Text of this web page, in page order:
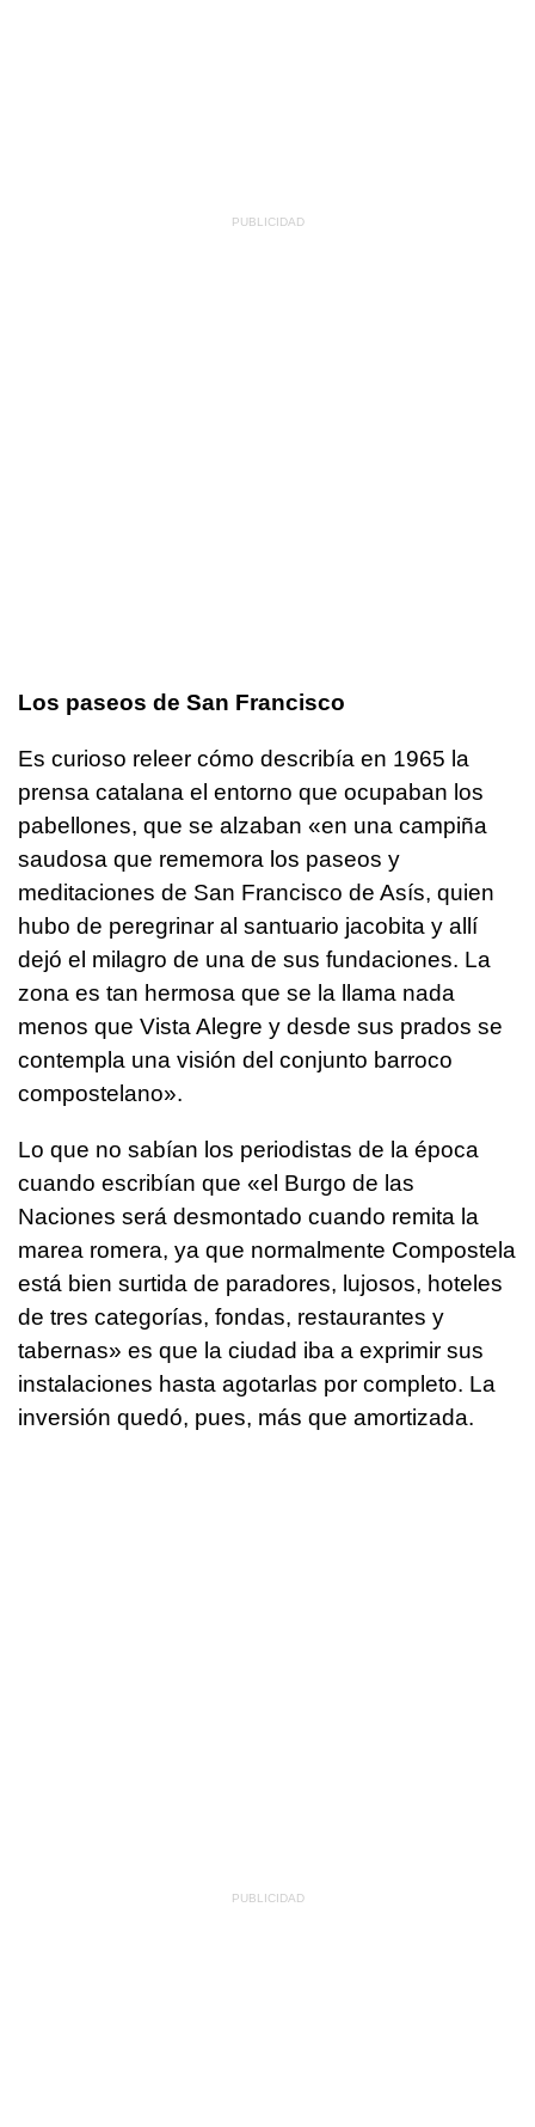
Los paseos de San Francisco
Es curioso releer cómo describía en 1965 la
prensa catalana el entorno que ocupaban los
pabellones, que se alzaban «en una campiña
saudosa que rememora los paseos y
meditaciones de San Francisco de Asís, quien
hubo de peregrinar al santuario jacobita y allí
dejó el milagro de una de sus fundaciones. La
zona es tan hermosa que se la llama nada
menos que Vista Alegre y desde sus prados se
contempla una visión del conjunto barroco
compostelano».
Lo que no sabían los periodistas de la época
cuando escribían que «el Burgo de las
Naciones será desmontado cuando remita la
marea romera, ya que normalmente Compostela
está bien surtida de paradores, lujosos, hoteles
de tres categorías, fondas, restaurantes y
tabernas» es que la ciudad iba a exprimir sus
instalaciones hasta agotarlas por completo. La
inversión quedó, pues, más que amortizada.